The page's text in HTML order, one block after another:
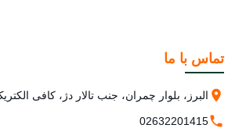
تماس با ما
البرز، بلوار چمران، جنب تالار دژ، کافی
02632201415